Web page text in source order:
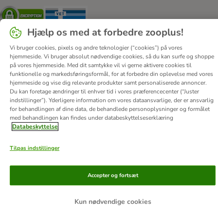
Security
Om os Job hos zooplus
Firmaoplysninger
Forordning om digitale tjenester
Generelle vilkår
Fortryd aftale
Betaling Levering
Databeskyttelse
Tilgængelighedserklæring
Corporate Website
© zooplus SE2026
Hjælp os med at forbedre zooplus!
Vi bruger cookies, pixels og andre teknologier (“cookies”) på vores
hjemmeside. Vi bruger absolut nødvendige cookies, så du kan surfe og shoppe
på vores hjemmeside. Med dit samtykke vil vi gerne aktivere cookies til
funktionelle og markedsføringsformål, for at forbedre din oplevelse med vores
hjemmeside og vise dig relevante produkter samt personaliserede annoncer.
Du kan foretage ændringer til enhver tid i vores præferencecenter (“Juster
indstillinger”). Yderligere information om vores dataansvarlige, der er ansvarlig
for behandlingen af ​​dine data, de behandlede personoplysninger og formålet
med behandlingen kan findes under databeskyttelseserklæring
Databeskyttelse
Tilpas indstillinger
Kun nødvendige cookies
Accepter og fortsæt